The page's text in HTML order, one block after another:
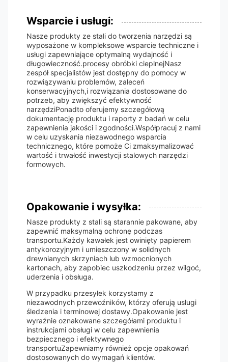
Wsparcie i usługi:
Nasze produkty ze stali do tworzenia narzędzi są
wyposażone w kompleksowe wsparcie techniczne i
usługi zapewniające optymalną wydajność i
długowieczność.procesy obróbki cieplnejNasz
zespół specjalistów jest dostępny do pomocy w
rozwiązywaniu problemów, zaleceń
konserwacyjnych,i rozwiązania dostosowane do
potrzeb, aby zwiększyć efektywność
narzędziPonadto oferujemy szczegółową
dokumentację produktu i raporty z badań w celu
zapewnienia jakości i zgodności.Współpracuj z nami
w celu uzyskania niezawodnego wsparcia
technicznego, które pomoże Ci zmaksymalizować
wartość i trwałość inwestycji stalowych narzędzi
formowych.
Opakowanie i wysyłka:
Nasze produkty z stali są starannie pakowane, aby
zapewnić maksymalną ochronę podczas
transportu.Każdy kawałek jest owinięty papierem
antykorozyjnym i umieszczony w solidnych
drewnianych skrzyniach lub wzmocnionych
kartonach, aby zapobiec uszkodzeniu przez wilgoć,
uderzenia i obsługa.
W przypadku przesyłek korzystamy z
niezawodnych przewoźników, którzy oferują usługi
śledzenia i terminowej dostawy.Opakowanie jest
wyraźnie oznakowane szczegółami produktu i
instrukcjami obsługi w celu zapewnienia
bezpiecznego i efektywnego
transportuZapewniamy również opcje opakowań
dostosowanych do wymagań klientów.